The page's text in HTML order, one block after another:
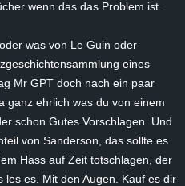
wenn das das Problem ist.
was von Le Guin oder
eines
Mr GPT doch nach ein paar
ganz ehrlich was du von einem
schon Gutes Vorschlagen. Und
von Sanderson, das sollte es
Hass auf Zeit totschlagen, der
les es. Mit den Augen. Kauf es dir